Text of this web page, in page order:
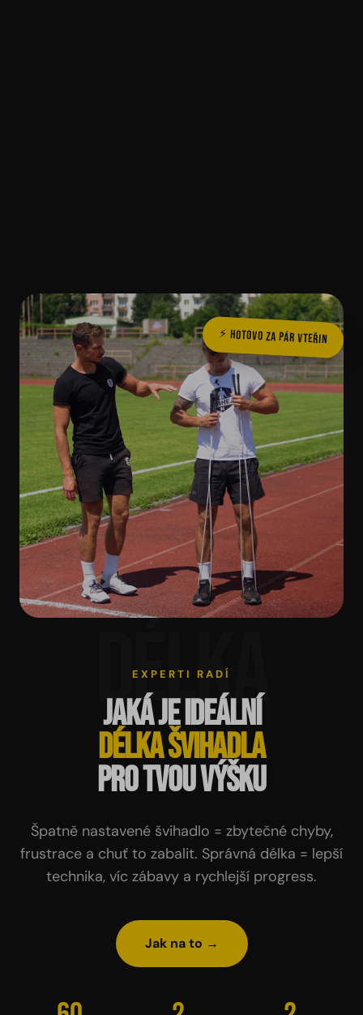
DÉLKA
EXPERTI RADÍ
Jaká je ideální
délka švihadla
pro tvou výšku
Špatně nastavené švihadlo = zbytečné chyby,
frustrace a chuť to zabalit. Správná délka = lepší
technika, víc zábavy a rychlejší progress.
Jak na to →
⚡ Hotovo za pár vteřin